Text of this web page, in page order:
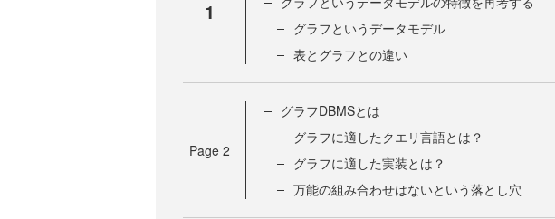
1
グラフというデータモデル
表とグラフとの違い
Page 2
グラフDBMSとは
グラフに適したクエリ言語とは？
グラフに適した実装とは？
万能の組み合わせはないという落とし穴